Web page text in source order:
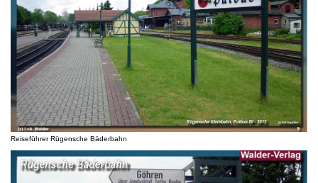
Reiseführer Rügensche Bäderbahn